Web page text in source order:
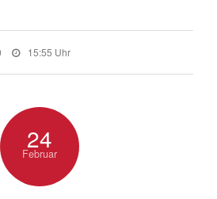
15:55 Uhr
24
Februar